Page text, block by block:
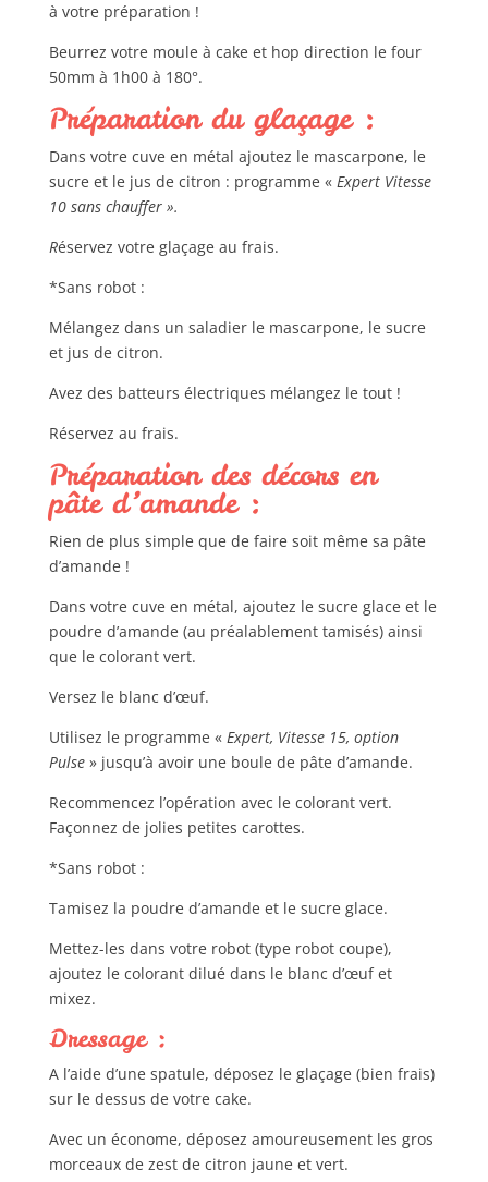
à votre préparation !
Beurrez votre moule à cake et hop direction le four
50mm à 1h00 à 180°.
Préparation du glaçage :
Dans votre cuve en métal ajoutez le mascarpone, le
sucre et le jus de citron : programme « Expert Vitesse
10 sans chauffer ».
Réservez votre glaçage au frais.
*Sans robot :
Mélangez dans un saladier le mascarpone, le sucre
et jus de citron.
Avez des batteurs électriques mélangez le tout !
Réservez au frais.
Préparation des décors en
pâte d’amande :
Rien de plus simple que de faire soit même sa pâte
d’amande !
Dans votre cuve en métal, ajoutez le sucre glace et le
poudre d’amande (au préalablement tamisés) ainsi
que le colorant vert.
Versez le blanc d’œuf.
Utilisez le programme « Expert, Vitesse 15, option
Pulse» jusqu’à avoir une boule de pâte d’amande.
Recommencez l’opération avec le colorant vert.
Façonnez de jolies petites carottes.
*Sans robot :
Tamisez la poudre d’amande et le sucre glace.
Mettez-les dans votre robot (type robot coupe),
ajoutez le colorant dilué dans le blanc d’œuf et
mixez.
Dressage :
A l’aide d’une spatule, déposez le glaçage (bien frais)
sur le dessus de votre cake.
Avec un économe, déposez amoureusement les gros
morceaux de zest de citron jaune et vert.